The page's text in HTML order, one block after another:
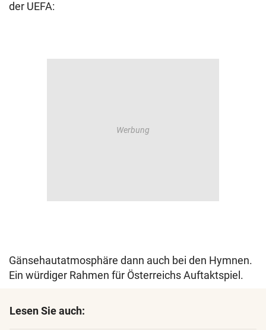
der UEFA:
Gänsehautatmosphäre dann auch bei den Hymnen.
Ein würdiger Rahmen für Österreichs Auftaktspiel.
Lesen Sie auch: